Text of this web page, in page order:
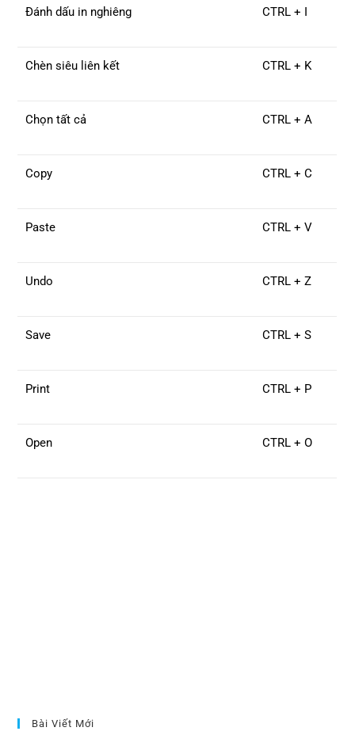
Đánh dấu in nghiêng CTRL + I
Chèn siêu liên kết CTRL + K
Chọn tất cả CTRL + A
Copy CTRL + C
Paste CTRL + V
Undo CTRL + Z
Save CTRL + S
Print CTRL + P
Open CTRL + O
Bài Viết Mới